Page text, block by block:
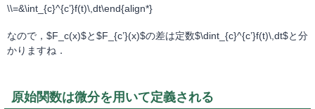
\\=&\int_{c}^{c’}f(t)\,dt\end{align*}
なので，$F_c(x)$と$F_{c’}(x)$の差は定数$\dint_{c}^{c’}f(t)\,dt$と分
かりますね．
原始関数は微分を用いて定義される